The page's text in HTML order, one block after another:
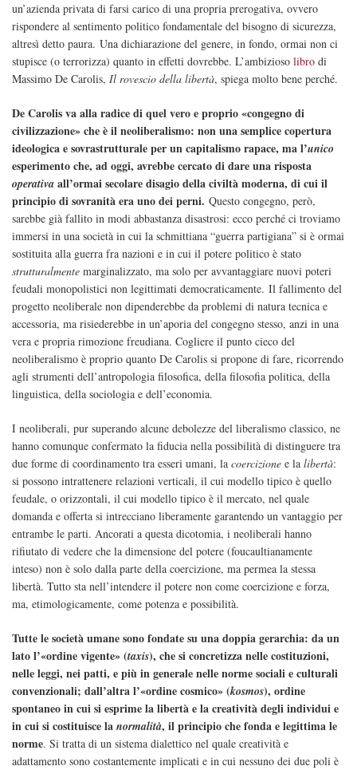
un’azienda privata di farsi carico di una propria prerogativa, ovvero
rispondere al sentimento politico fondamentale del bisogno di sicurezza,
altresì detto paura. Una dichiarazione del genere, in fondo, ormai non ci
stupisce (o terrorizza) quanto in effetti dovrebbe. L’ambizioso libro di
Massimo De Carolis, Il rovescio della libertà, spiega molto bene perché.
De Carolis va alla radice di quel vero e proprio «congegno di
civilizzazione» che è il neoliberalismo: non una semplice copertura
ideologica e sovrastrutturale per un capitalismo rapace, ma l’unico
esperimento che, ad oggi, avrebbe cercato di dare una risposta
operativa all’ormai secolare disagio della civiltà moderna, di cui il
principio di sovranità era uno dei perni. Questo congegno, però,
sarebbe già fallito in modi abbastanza disastrosi: ecco perché ci troviamo
immersi in una società in cui la schmittiana “guerra partigiana” si è ormai
sostituita alla guerra fra nazioni e in cui il potere politico è stato
strutturalmente marginalizzato, ma solo per avvantaggiare nuovi poteri
feudali monopolistici non legittimati democraticamente. Il fallimento del
progetto neoliberale non dipenderebbe da problemi di natura tecnica e
accessoria, ma risiederebbe in un’aporia del congegno stesso, anzi in una
vera e propria rimozione freudiana. Cogliere il punto cieco del
neoliberalismo è proprio quanto De Carolis si propone di fare, ricorrendo
agli strumenti dell’antropologia filosofica, della filosofia politica, della
linguistica, della sociologia e dell’economia.
I neoliberali, pur superando alcune debolezze del liberalismo classico, ne
hanno comunque confermato la fiducia nella possibilità di distinguere tra
due forme di coordinamento tra esseri umani, la coercizione e la libertà:
si possono intrattenere relazioni verticali, il cui modello tipico è quello
feudale, o orizzontali, il cui modello tipico è il mercato, nel quale
domanda e offerta si intrecciano liberamente garantendo un vantaggio per
entrambe le parti. Ancorati a questa dicotomia, i neoliberali hanno
rifiutato di vedere che la dimensione del potere (foucaultianamente
inteso) non è solo dalla parte della coercizione, ma permea la stessa
libertà. Tutto sta nell’intendere il potere non come coercizione e forza,
ma, etimologicamente, come potenza e possibilità.
Tutte le società umane sono fondate su una doppia gerarchia: da un
lato l’«ordine vigente» (taxis), che si concretizza nelle costituzioni,
nelle leggi, nei patti, e più in generale nelle norme sociali e culturali
convenzionali; dall’altra l’«ordine cosmico» (kosmos), ordine
spontaneo in cui si esprime la libertà e la creatività degli individui e
in cui si costituisce la normalità, il principio che fonda e legittima le
norme. Si tratta di un sistema dialettico nel quale creatività e
adattamento sono costantemente implicati e in cui nessuno dei due poli è